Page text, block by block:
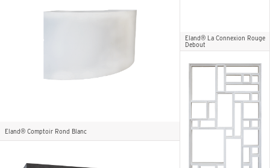
Eland® Comptoir Rond Blanc
Eland® La Connexion Rouge
Debout